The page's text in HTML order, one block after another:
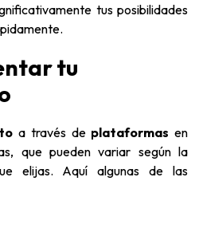
tus posibilidades
tu
a través de plataformas en
que pueden variar según la
elijas. Aquí algunas de las